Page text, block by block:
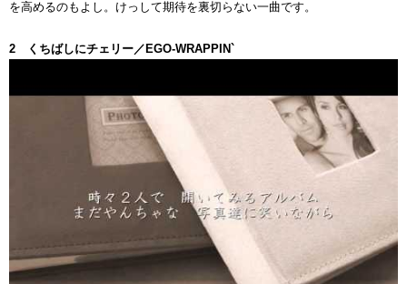
を高めるのもよし。けっして期待を裏切らない一曲です。
2 くちばしにチェリー／EGO-WRAPPIN`